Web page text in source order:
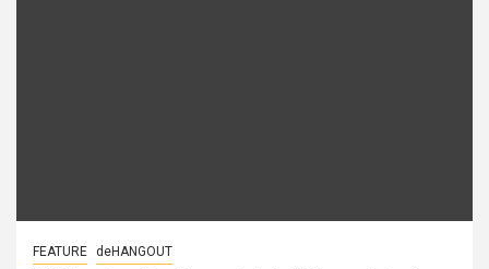
FEATURE deHANGOUT